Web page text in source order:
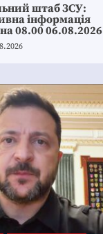
штаб ЗСУ:
інформація
08.00 06.08.2026